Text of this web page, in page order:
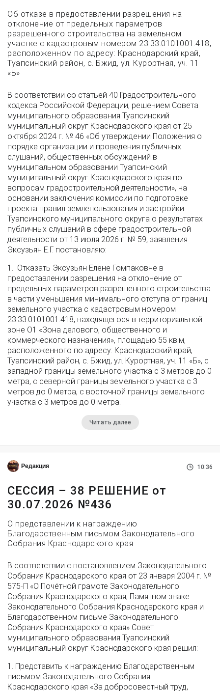
Об отказе в предоставлении разрешения на
отклонение от предельных параметров
разрешенного строительства на земельном
участке с кадастровым номером 23:33:0101001:418,
расположенном по адресу: Краснодарский край,
Туапсинский район, с. Бжид, ул. Курортная, уч. 11
«Б»
В соответствии со статьей 40 Градостроительного
кодекса Российской Федерации, решением Совета
муниципального образования Туапсинский
муниципальный округ Краснодарского края от 25
октября 2024 г. № 46 «Об утверждении Положения о
порядке организации и проведения публичных
слушаний, общественных обсуждений в
муниципальном образовании Туапсинский
муниципальный округ Краснодарского края по
вопросам градостроительной деятельности», на
основании заключения комиссии по подготовке
проекта правил землепользования и застройки
Туапсинского муниципального округа о результатах
публичных слушаний в сфере градостроительной
деятельности от 13 июля 2026 г. № 59, заявления
Эксузьян Е.Г. постановляю:
1. Отказать Эксузьян Елене Гомпаковне в
предоставлении разрешения на отклонение от
предельных параметров разрешенного строительства
в части уменьшения минимального отступа от границ
земельного участка с кадастровым номером
23:33:0101001:418, находящегося в территориальной
зоне О1 «Зона делового, общественного и
коммерческого назначения», площадью 55 кв.м,
расположенного по адресу: Краснодарский край,
Туапсинский район, с. Бжид, ул. Курортная, уч. 11 «Б», с
западной границы земельного участка с 3 метров до 0
метра, с северной границы земельного участка с 3
метров до 0 метра, с восточной границы земельного
участка с 3 метров до 0 метра.
Читать далее
Редакция 10:36
СЕССИЯ – 38 РЕШЕНИЕ от
30.07.2026 №436
О представлении к награждению
Благодарственным письмом Законодательного
Собрания Краснодарского края
В соответствии с постановлением Законодательного
Собрания Краснодарского края от 23 января 2004 г. №
575-П «О Почётной грамоте Законодательного
Собрания Краснодарского края, Памятном знаке
Законодательного Собрания Краснодарского края и
Благодарственном письме Законодательного
Собрания Краснодарского края» Совет
муниципального образования Туапсинский
муниципальный округ Краснодарского края решил:
1. Представить к награждению Благодарственным
письмом Законодательного Собрания
Краснодарского края «За добросовестный труд,